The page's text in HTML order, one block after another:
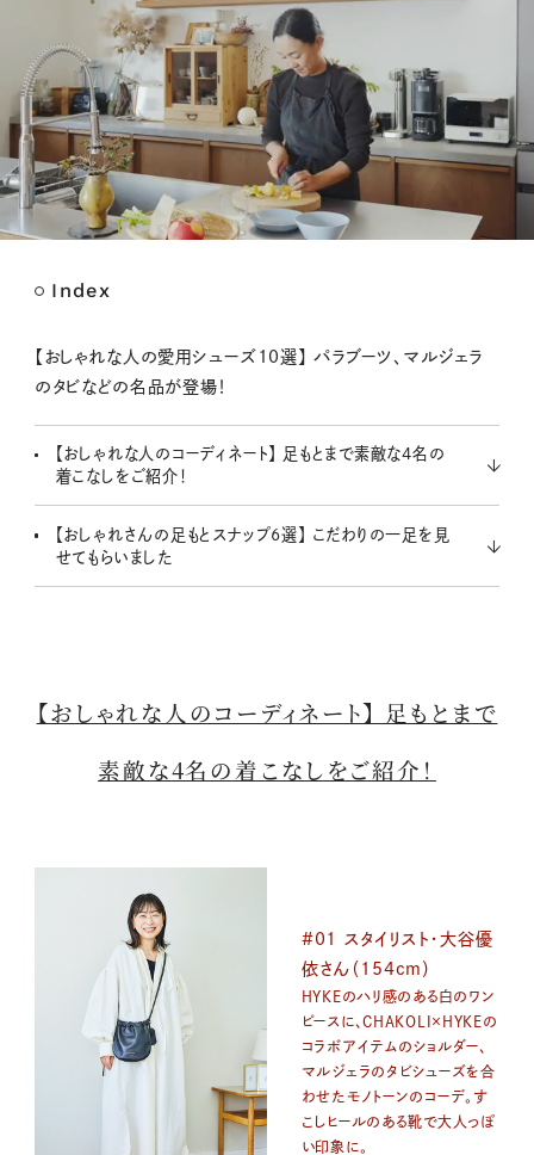
t
Index
【おしゃれな人の愛用シューズ10選】 パラブーツ、マルジェラ
のタビなどの名品が登場！
【おしゃれな人のコーディネート】 足もとまで素敵な4名の
着こなしをご紹介！
【おしゃれさんの足もとスナップ6選】 こだわりの一足を見
せてもらいました
【おしゃれな人のコーディネート】 足もとまで
素敵な4名の着こなしをご紹介！
#01 スタイリスト・大谷優
依さん（154cm）
HYKEのハリ感のある白のワン
ピースに、CHAKOLI×HYKEの
コラボアイテムのショルダー、
マルジェラのタビシューズを合
わせたモノトーンのコーデ。す
こしヒールのある靴で大人っぽ
い印象に。